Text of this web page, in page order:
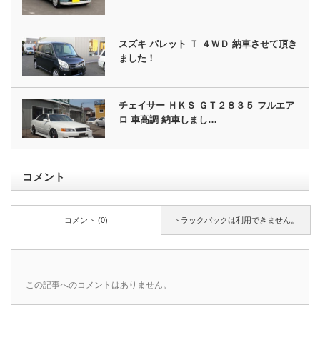
スズキ パレット Ｔ ４ＷＤ 納車させて頂き
ました！
チェイサー ＨＫＳ ＧＴ２８３５ フルエア
ロ 車高調 納車しまし…
コメント
トラックバックは利用できません。
コメント (0)
この記事へのコメントはありません。